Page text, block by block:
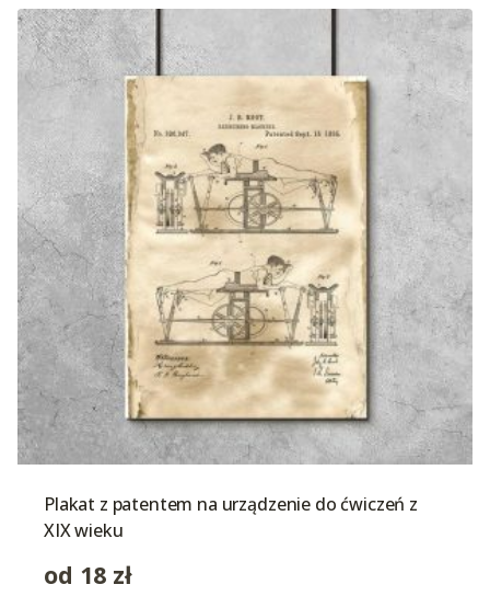
Plakat z patentem na urządzenie do ćwiczeń z
XIX wieku
od 18 zł